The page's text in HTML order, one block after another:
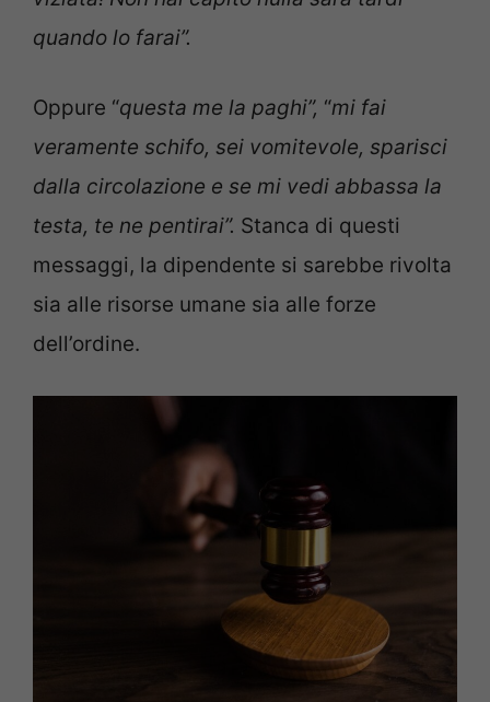
quando lo farai”.
Oppure “questa me la paghi”, “mi fai
veramente schifo, sei vomitevole, sparisci
dalla circolazione e se mi vedi abbassa la
testa, te ne pentirai”. Stanca di questi
messaggi, la dipendente si sarebbe rivolta
sia alle risorse umane sia alle forze
dell’ordine.